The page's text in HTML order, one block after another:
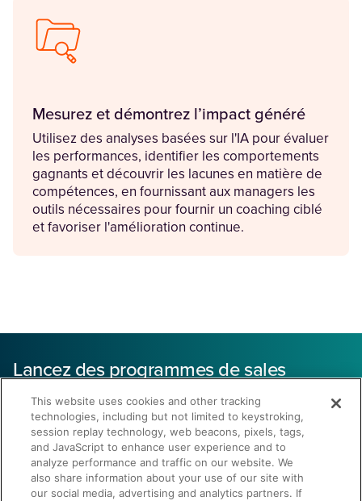
Mesurez et démontrez l’impact généré
Utilisez des analyses basées sur l'IA pour évaluer
les performances, identifier les comportements
gagnants et découvrir les lacunes en matière de
compétences, en fournissant aux managers les
outils nécessaires pour fournir un coaching ciblé
et favoriser l'amélioration continue.
Lancez des programmes de sales
enablement fructueux
88 % d'interaction
avec le contenu, grâce à Seismic
This website uses cookies and other tracking
technologies, including but not limited to keystroking,
session replay technology, web beacons, pixels, tags,
and JavaScript to enhance user experience and to
analyze performance and traffic on our website. We
also share information about your use of our site with
our social media, advertising and analytics partners. If